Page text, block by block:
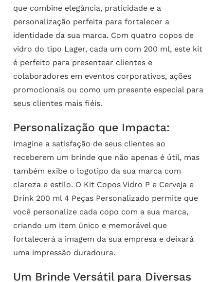
que combine elegância, praticidade e a
personalização perfeita para fortalecer a
identidade da sua marca. Com quatro copos de
vidro do tipo Lager, cada um com 200 ml, este kit
é perfeito para presentear clientes e
colaboradores em eventos corporativos, ações
promocionais ou como um presente especial para
seus clientes mais fiéis.
Personalização que Impacta:
Imagine a satisfação de seus clientes ao
receberem um brinde que não apenas é útil, mas
também exibe o logotipo da sua marca com
clareza e estilo. O Kit Copos Vidro P e Cerveja e
Drink 200 ml 4 Peças Personalizado permite que
você personalize cada copo com a sua marca,
criando um item único e memorável que
fortalecerá a imagem da sua empresa e deixará
uma impressão duradoura.
Um Brinde Versátil para Diversas